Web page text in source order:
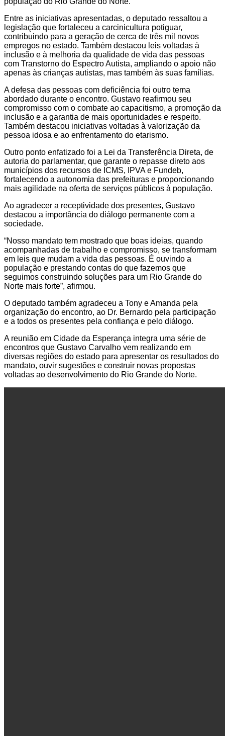
Entre as iniciativas apresentadas, o deputado ressaltou a
legislação que fortaleceu a carcinicultura potiguar,
contribuindo para a geração de cerca de três mil novos
empregos no estado. Também destacou leis voltadas à
inclusão e à melhoria da qualidade de vida das pessoas
com Transtorno do Espectro Autista, ampliando o apoio não
apenas às crianças autistas, mas também às suas famílias.
A defesa das pessoas com deficiência foi outro tema
abordado durante o encontro. Gustavo reafirmou seu
compromisso com o combate ao capacitismo, a promoção da
inclusão e a garantia de mais oportunidades e respeito.
Também destacou iniciativas voltadas à valorização da
pessoa idosa e ao enfrentamento do etarismo.
Outro ponto enfatizado foi a Lei da Transferência Direta, de
autoria do parlamentar, que garante o repasse direto aos
municípios dos recursos de ICMS, IPVA e Fundeb,
fortalecendo a autonomia das prefeituras e proporcionando
mais agilidade na oferta de serviços públicos à população.
Ao agradecer a receptividade dos presentes, Gustavo
destacou a importância do diálogo permanente com a
sociedade.
“Nosso mandato tem mostrado que boas ideias, quando
acompanhadas de trabalho e compromisso, se transformam
em leis que mudam a vida das pessoas. É ouvindo a
população e prestando contas do que fazemos que
seguimos construindo soluções para um Rio Grande do
Norte mais forte”, afirmou.
O deputado também agradeceu a Tony e Amanda pela
organização do encontro, ao Dr. Bernardo pela participação
e a todos os presentes pela confiança e pelo diálogo.
A reunião em Cidade da Esperança integra uma série de
encontros que Gustavo Carvalho vem realizando em
diversas regiões do estado para apresentar os resultados do
mandato, ouvir sugestões e construir novas propostas
voltadas ao desenvolvimento do Rio Grande do Norte.